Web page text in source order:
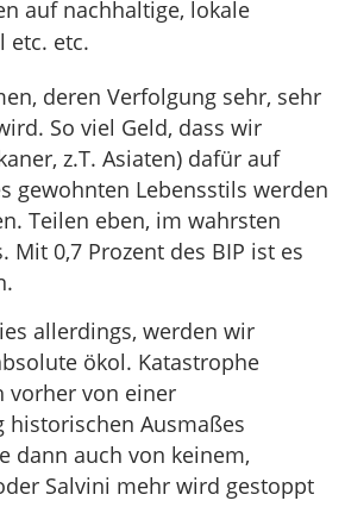
auf nachhaltige, lokale
etc. etc.
deren Verfolgung sehr, sehr
So viel Geld, dass wir
z.T. Asiaten) dafür auf
gewohnten Lebensstils werden
Teilen eben, im wahrsten
Mit 0,7 Prozent des BIP ist es
allerdings, werden wir
ökol. Katastrophe
vorher von einer
historischen Ausmaßes
dann auch von keinem,
Salvini mehr wird gestoppt